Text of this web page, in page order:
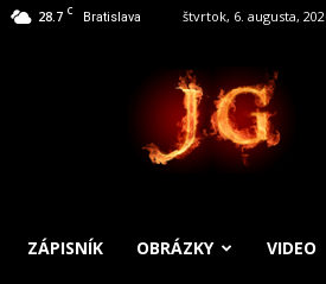
28.7 C Bratislava štvrtok, 6. augusta,
SLOBODNÝ
ZÁPISNÍK OBRÁZKY VIDEO